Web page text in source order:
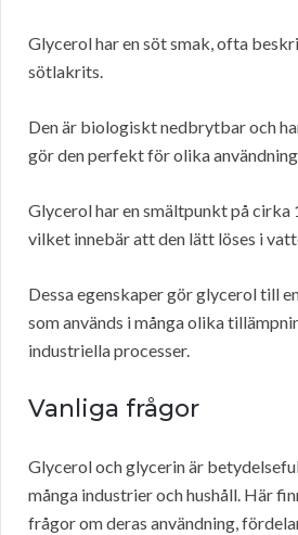
Glycerol har en söt smak, ofta
sötlakrits.
Den är biologiskt nedbrytbar och
gör den perfekt för olika
Glycerol har en smältpunkt på cirka
vilket innebär att den lätt löses i
Dessa egenskaper gör glycerol till
som används i många olika
industriella processer.
Vanliga frågor
Glycerol och glycerin är
många industrier och hushåll. Här
frågor om deras användning,